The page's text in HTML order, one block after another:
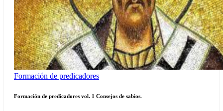
Formación de predicadores
Formación de predicadores vol. 1 Consejos de sabios.